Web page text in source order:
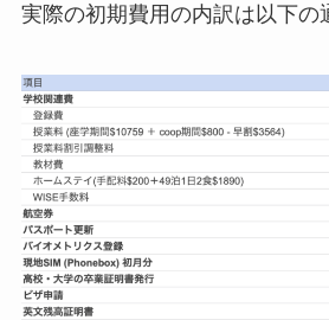
実際の初期費用の内訳は以下の